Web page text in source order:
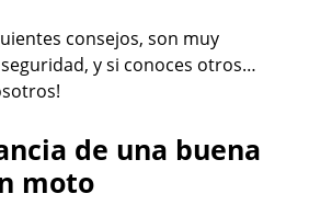
consejos, son muy
y si conoces otros…
de una buena
moto